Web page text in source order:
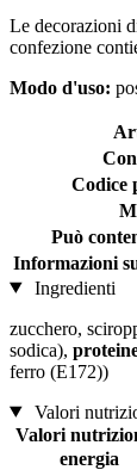
Le decorazioni
confezione
Modo d'uso:
Codice
Può
Informazioni
Ingredienti
zucchero,
sodica),
ferro (E172))
Valori
Valori
energia